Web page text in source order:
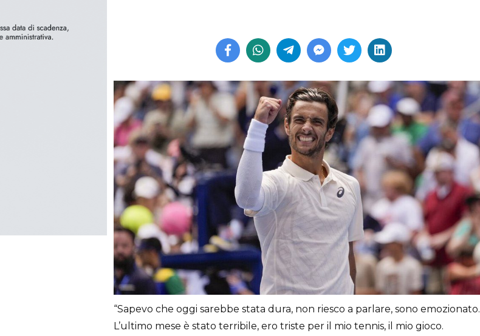
“Sapevo che oggi sarebbe stata dura, non riesco a parlare, sono emozionato.
L’ultimo mese è stato terribile, ero triste per il mio tennis, il mio gioco.